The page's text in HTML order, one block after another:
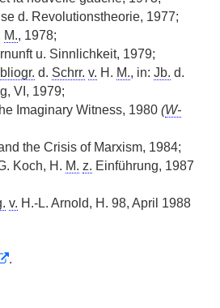
d. Revolutionstheorie, 1977;
M., 1978;
u. Sinnlichkeit, 1979;
d. Schrr. v. H. M., in: Jb. d.
VI, 1979;
Imaginary Witness, 1980 (W-
the Crisis of Marxism, 1984;
Koch, H. M. z. Einführung, 1987
v. H.-L. Arnold, H. 98, April 1988
.